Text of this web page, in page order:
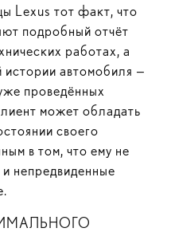
Lexus тот факт, что
подробный отчёт
работах, а
истории автомобиля —
проведённых
может обладать
своего
в том, что ему не
и непредвиденные